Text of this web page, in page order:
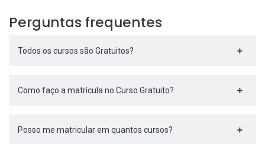
Perguntas frequentes
Todos os cursos são Gratuitos?
Como faço a matrícula no Curso Gratuito?
Posso me matricular em quantos cursos?